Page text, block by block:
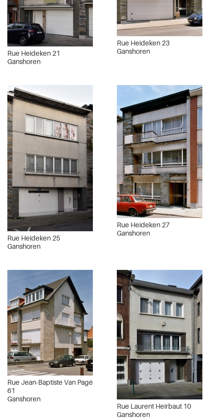
Rue Heideken 21
Ganshoren
Rue Heideken 23
Ganshoren
Rue Heideken 25
Ganshoren
Rue Heideken 27
Ganshoren
Rue Jean-Baptiste Van Pagé
61
Ganshoren
Rue Laurent Heirbaut 10
Ganshoren